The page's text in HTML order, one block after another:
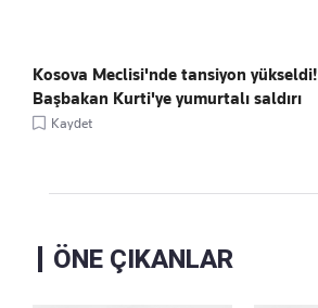
Kosova Meclisi'nde tansiyon yükseldi!
Başbakan Kurti'ye yumurtalı saldırı
Kaydet
ÖNE ÇIKANLAR